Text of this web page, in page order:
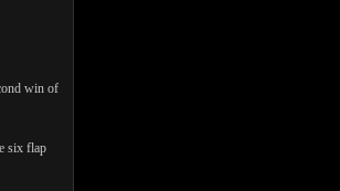
win of
six flap